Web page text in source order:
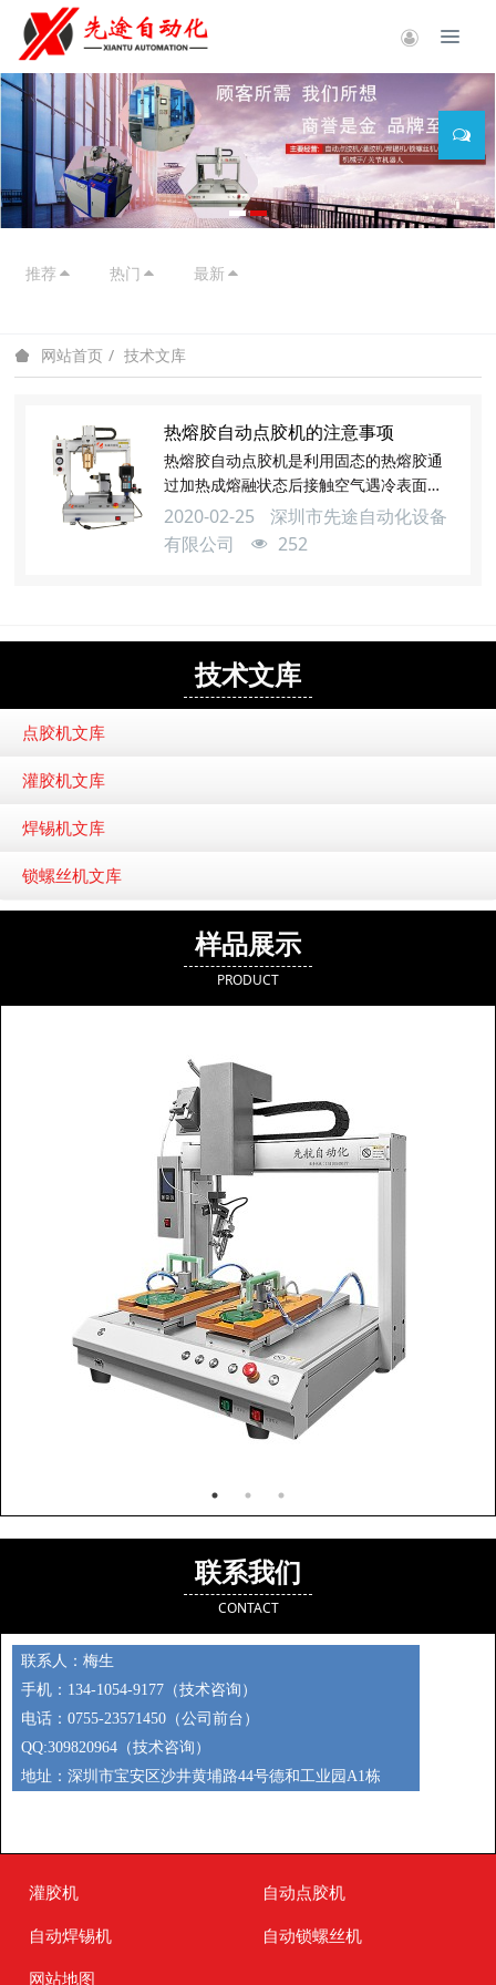
推荐 热门 最新
网站首页 技术文库
热熔胶自动点胶机的注意事项
热熔胶自动点胶机是利用固态的热熔胶通
过加热成熔融状态后接触空气遇冷表面再
凝固的特性，进行胶水的点涂工作。热熔
胶自动点胶机和普通的点胶机的工作原理
是不一样的。那么，热熔胶点胶机在操作
操作。
2020-02-25
深圳市先途自动化设备
有限公司
252
技术文库
点胶机文库
灌胶机文库
焊锡机文库
锁螺丝机文库
样品展示
PRODUCT
联系我们
CONTACT
联系人：梅生
手机：134-1054-9177（技术咨询）
电话：0755-23571450（公司前台）
QQ:309820964（技术咨询）
地址：深圳市宝安区沙井黄埔路44号德和工业园A1栋
灌胶机
自动点胶机
自动焊锡机
自动锁螺丝机
网站地图